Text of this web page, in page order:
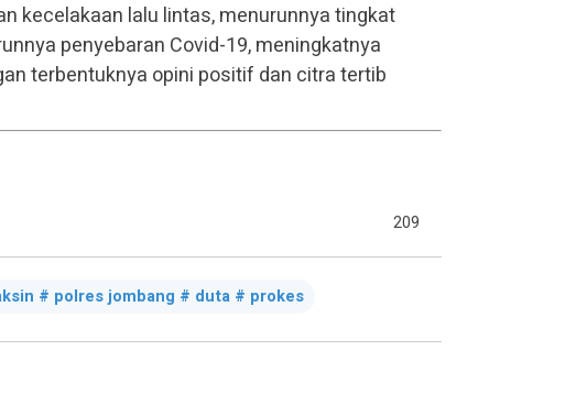
kecelakaan lalu lintas, menurunnya tingkat
penyebaran Covid-19, meningkatnya
terbentuknya opini positif dan citra tertib
209
# polres jombang # duta # prokes